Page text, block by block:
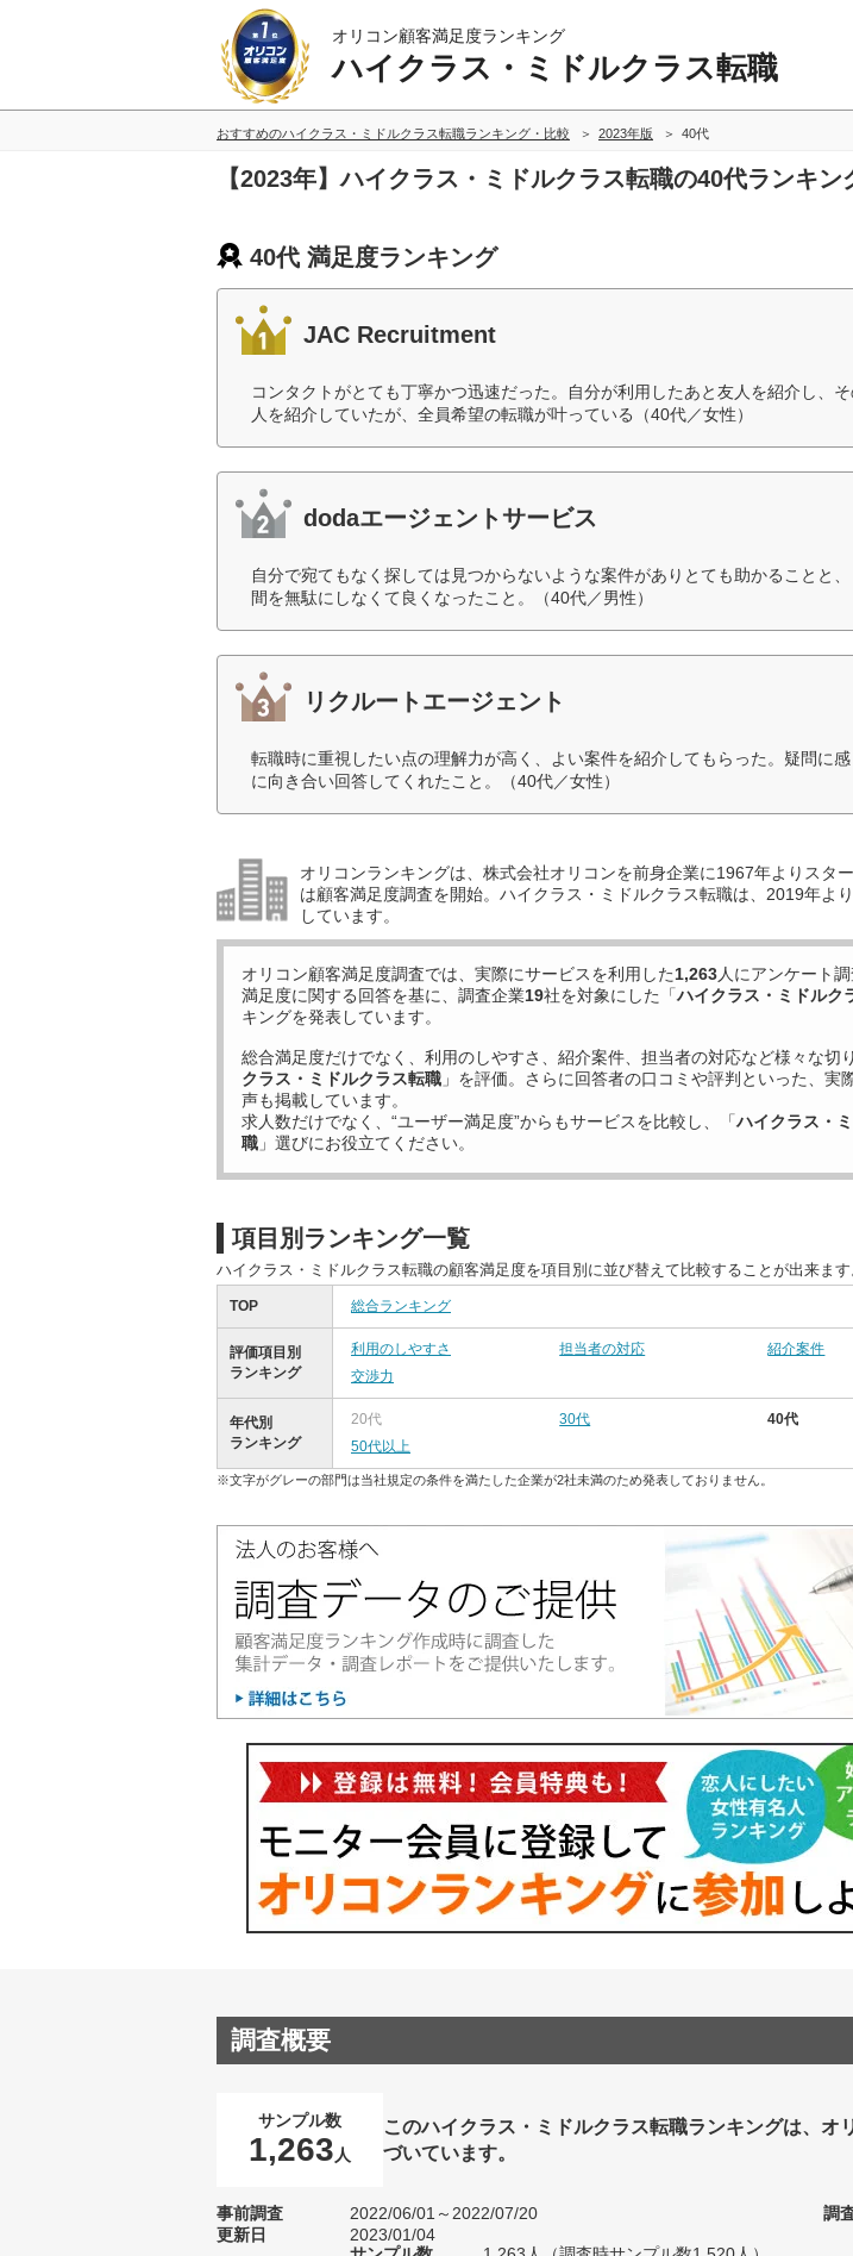
オリコン顧客満足度ランキング
ハイクラス・ミドルクラス転職
おすすめのハイクラス・ミドルクラス転職ランキング・比較 2023年版 40代
【2023年】ハイクラス・ミドルクラス転職の40代ランキン
40代 満足度ランキング
JAC Recruitment
コンタクトがとても丁寧かつ迅速だった。自分が利用したあと友人を紹介し、
人を紹介していたが、全員希望の転職が叶っている（40代／女性）
dodaエージェントサービス
自分で宛てもなく探しては見つからないような案件がありとても助かることと
間を無駄にしなくて良くなったこと。（40代／男性）
リクルートエージェント
転職時に重視したい点の理解力が高く、よい案件を紹介してもらった。疑問に
に向き合い回答してくれたこと。（40代／女性）
オリコンランキングは、株式会社オリコンを前身企業に1967年よりスタ
は顧客満足度調査を開始。ハイクラス・ミドルクラス転職は、2019年よ
しています。
オリコン顧客満足度調査では、実際にサービスを利用した1,263人にアンケート調
満足度に関する回答を基に、調査企業19社を対象にした「ハイクラス・ミドルク
キングを発表しています。
総合満足度だけでなく、利用のしやすさ、紹介案件、担当者の対応など様々な切
クラス・ミドルクラス転職 」を評価。さらに回答者の口コミや評判といった、実
声も掲載しています。
求人数だけでなく、“ユーザー満足度”からもサービスを比較し、「ハイクラス・
職 」選びにお役立てください。
項目別ランキング一覧
ハイクラス・ミドルクラス転職の顧客満足度を項目別に並び替えて比較することが出来ます
TOP 総合ランキング
評価項目別
ランキング
利用のしやすさ 担当者の対応
紹介案件
交渉力
年代別
ランキング
20代 30代
40代
50代以上
※文字がグレーの部門は当社規定の条件を満たした企業が2社未満のため発表しておりません。
調査概要
サンプル数
1,263 人
このハイクラス・ミドルクラス転職ランキングは、オ
づいています。
事前調査
2022/06/01～2022/07/20
更新日
2023/01/04
調